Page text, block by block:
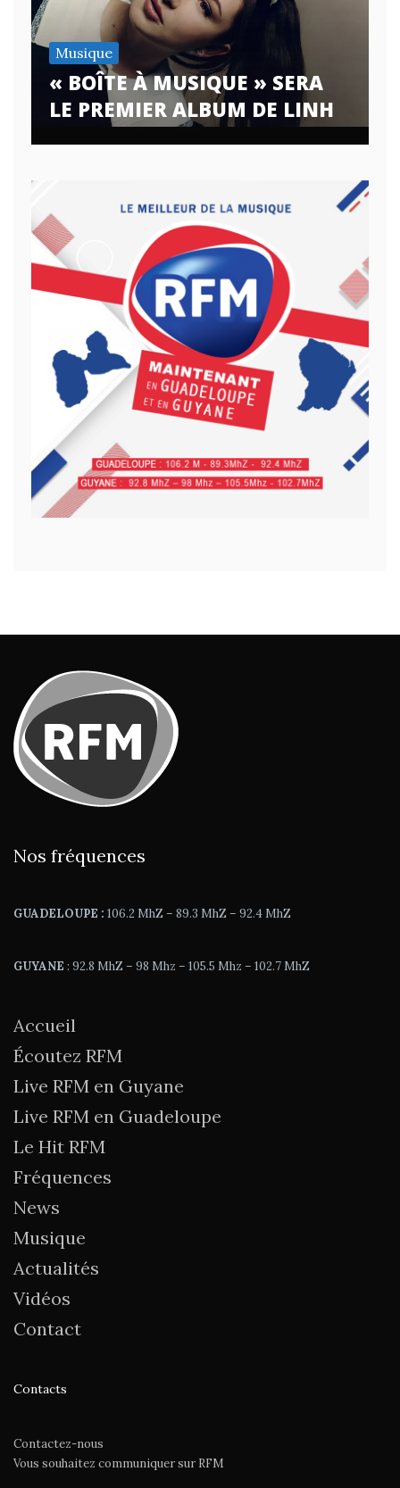
Musique
« BOÎTE À MUSIQUE » SERA
LE PREMIER ALBUM DE LINH
Nos fréquences
GUADELOUPE : 106.2 MhZ – 89.3 MhZ – 92.4 MhZ
GUYANE : 92.8 MhZ – 98 Mhz – 105.5 Mhz – 102.7 MhZ
Accueil
Écoutez RFM
Live RFM en Guyane
Live RFM en Guadeloupe
Le Hit RFM
Fréquences
News
Musique
Actualités
Vidéos
Contact
Contacts
Contactez-nous
Vous souhaitez communiquer sur RFM